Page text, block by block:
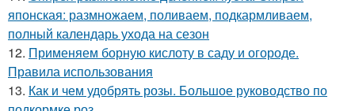
японская: размножаем, поливаем, подкармливаем,
полный календарь ухода на сезон
12. Применяем борную кислоту в саду и огороде.
Правила использования
13. Как и чем удобрять розы. Большое руководство по